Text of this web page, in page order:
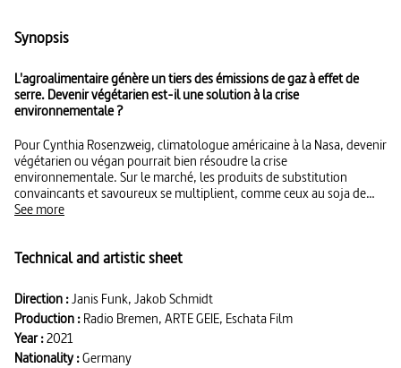
Synopsis
L'agroalimentaire génère un tiers des émissions de gaz à effet de
serre. Devenir végétarien est-il une solution à la crise
environnementale ?
Pour Cynthia Rosenzweig, climatologue américaine à la Nasa, devenir
végétarien ou végan pourrait bien résoudre la crise
environnementale. Sur le marché, les produits de substitution
convaincants et savoureux se multiplient, comme ceux au soja de
l’entreprise allemande Rügenwalder Mühle. D’autres sociétés,
See more
Technical and artistic sheet
Direction :Janis Funk, Jakob Schmidt
Production :Radio Bremen, ARTE GEIE, Eschata Film
Year :2021
Nationality :Germany